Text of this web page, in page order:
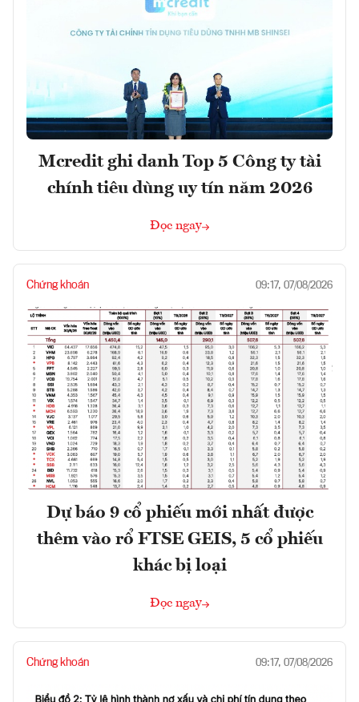
Mcredit ghi danh Top 5 Công ty tài
chính tiêu dùng uy tín năm 2026
Đọc ngay
Chứng khoán 09:17, 07/08/2026
Dự báo 9 cổ phiếu mới nhất được
thêm vào rổ FTSE GEIS, 5 cổ phiếu
khác bị loại
Đọc ngay
Chứng khoán 09:17, 07/08/2026